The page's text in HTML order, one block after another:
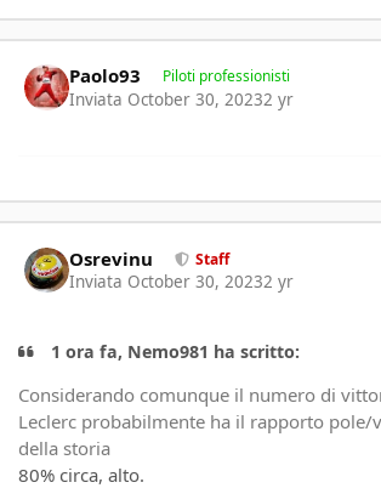
Paolo93 Piloti professionisti
Inviata October 30, 20232 yr
Osrevinu Staff
Inviata October 30, 20232 yr
1 ora fa, Nemo981 ha scritto:
Considerando comunque il numero di
Leclerc probabilmente ha il rapporto
della storia
80% circa, alto.